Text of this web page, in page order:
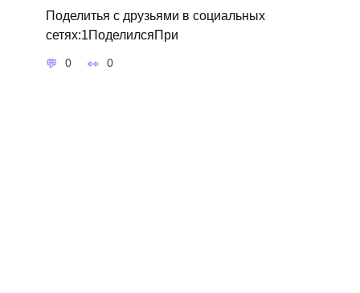
Поделитья с друзьями в социальных
сетях:1ПоделилсяПри
0 0